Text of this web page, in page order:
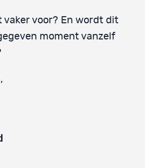
vaker voor? En wordt dit
moment vanzelf